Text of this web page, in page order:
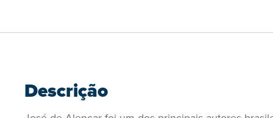
Descrição